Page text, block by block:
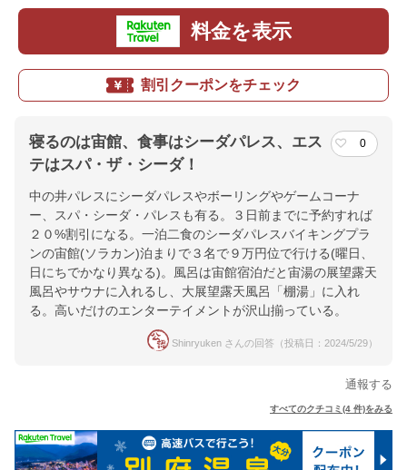
料金を表示
割引クーポンをチェック
寝るのは宙館、食事はシーダパレス、エス
テはスパ・ザ・シーダ！
0
中の井パレスにシーダパレスやボーリングやゲームコーナ
ー、スパ・シーダ・パレスも有る。３日前までに予約すれば
２０%割引になる。一泊二食のシーダパレスバイキングプラ
ンの宙館(ソラカン)泊まりで３名で９万円位で行ける(曜日、
日にちでかなり異なる)。風呂は宙館宿泊だと宙湯の展望露天
風呂やサウナに入れるし、大展望露天風呂「棚湯」に入れ
る。高いだけのエンターテイメントが沢山揃っている。
Shinryuken さんの回答（投稿日：2024/5/29）
通報する
すべてのクチコミ(4 件)をみる